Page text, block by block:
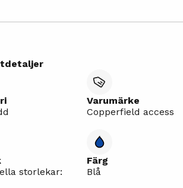
Varumärke
Copperfield access
storlekar:
Färg
Blå